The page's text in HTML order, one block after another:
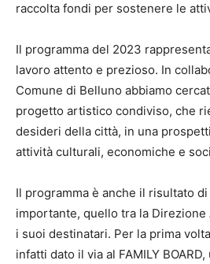
raccolta fondi per sostenere le
Il programma del 2023
lavoro attento e prezioso. In
Comune di Belluno abbiamo
progetto artistico condiviso, che
desideri della città, in una
attività culturali, economiche e
Il programma è anche il risultato
importante, quello tra la
i suoi destinatari. Per la prima
infatti dato il via al FAMILY